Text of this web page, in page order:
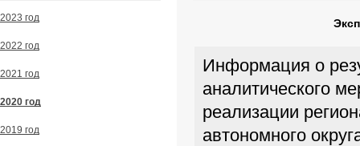
2023 год
2022 год
2021 год
2020 год
2019 год
Информация о
аналитического
реализации
автономного